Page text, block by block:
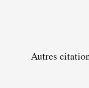
Autres